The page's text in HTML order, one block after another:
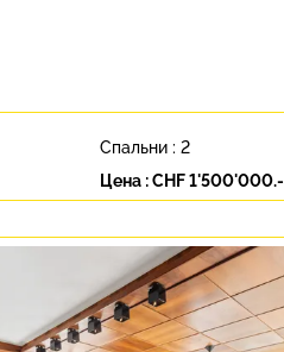
Цена :CHF 1'500'000.-
Спальни : 2